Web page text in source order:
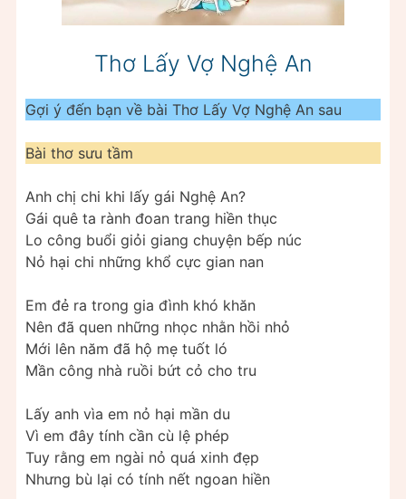
Thơ Lấy Vợ Nghệ An
Gợi ý đến bạn về bài Thơ Lấy Vợ Nghệ An sau
Bài thơ sưu tầm
Anh chị chi khi lấy gái Nghệ An?
Gái quê ta rành đoan trang hiền thục
Lo công buổi giỏi giang chuyện bếp núc
Nỏ hại chi những khổ cực gian nan
Em đẻ ra trong gia đình khó khăn
Nên đã quen những nhọc nhằn hồi nhỏ
Mới lên năm đã hộ mẹ tuốt ló
Mần công nhà ruồi bứt cỏ cho tru
Lấy anh vìa em nỏ hại mần du
Vì em đây tính cần cù lệ phép
Tuy rằng em ngài nỏ quá xinh đẹp
Nhưng bù lại có tính nết ngoan hiền